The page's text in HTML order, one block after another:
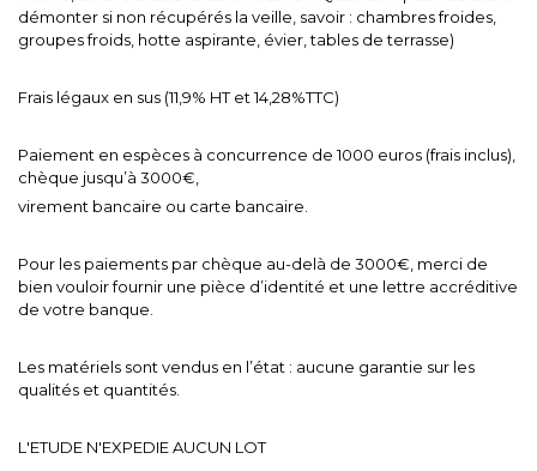
démonter si non récupérés la veille, savoir : chambres froides,
groupes froids, hotte aspirante, évier, tables de terrasse)
Frais légaux en sus (11,9% HT et 14,28%TTC)
Paiement en espèces à concurrence de 1000 euros (frais inclus),
chèque jusqu’à 3000€,
virement bancaire ou carte bancaire.
Pour les paiements par chèque au-delà de 3000€, merci de
bien vouloir fournir une pièce d’identité et une lettre accréditive
de votre banque.
Les matériels sont vendus en l’état : aucune garantie sur les
qualités et quantités.
L'ETUDE N'EXPEDIE AUCUN LOT